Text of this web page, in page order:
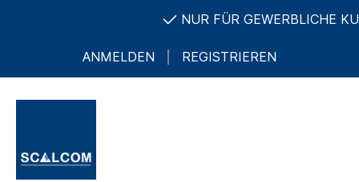
NUR FÜR GEWERBLICHE
ANMELDEN REGISTRIEREN